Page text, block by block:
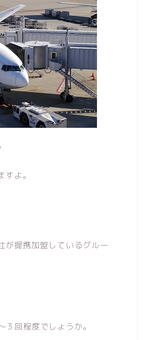
よ。
提携加盟しているグルー
回程度でしょうか。